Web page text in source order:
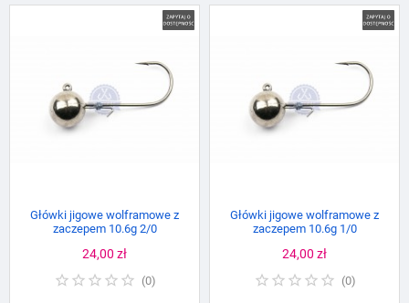
Główki jigowe wolframowe z
zaczepem 10.6g 2/0
Cena
24,00 zł
(0)
Główki jigowe wolframowe z
zaczepem 10.6g 1/0
Cena
24,00 zł
(0)